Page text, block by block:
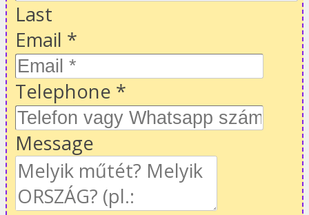
Last
Email *
Telephone *
Message